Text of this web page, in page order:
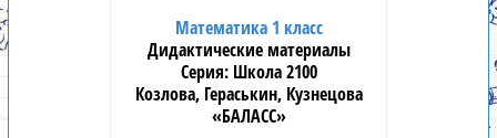
Математика 1 класс
Дидактические материалы
Школа 2100
Козлова, Гераськин, Кузнецова
«БАЛАСС»